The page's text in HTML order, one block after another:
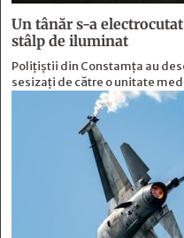
Un tânăr s-a
stâlp de iluminat
Poliţiştii din Constamţa au
sesizaţi de către o unitate